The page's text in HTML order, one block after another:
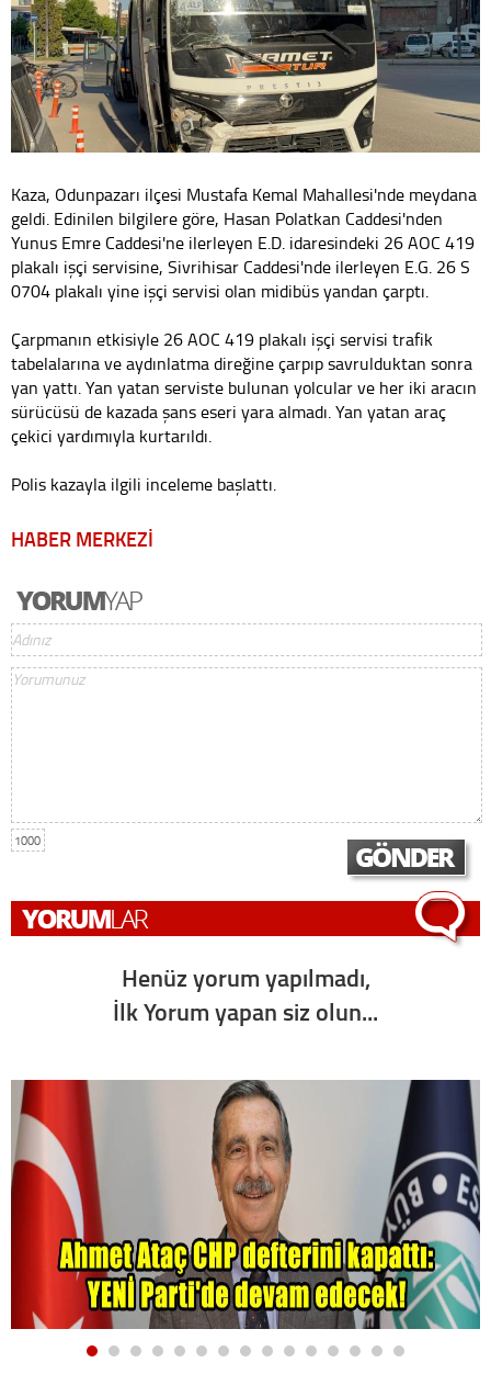
Kaza, Odunpazarı ilçesi Mustafa Kemal Mahallesi'nde meydana
geldi. Edinilen bilgilere göre, Hasan Polatkan Caddesi'nden
Yunus Emre Caddesi'ne ilerleyen E.D. idaresindeki 26 AOC 419
plakalı işçi servisine, Sivrihisar Caddesi'nde ilerleyen E.G. 26 S
0704 plakalı yine işçi servisi olan midibüs yandan çarptı.
Çarpmanın etkisiyle 26 AOC 419 plakalı işçi servisi trafik
tabelalarına ve aydınlatma direğine çarpıp savrulduktan sonra
yan yattı. Yan yatan serviste bulunan yolcular ve her iki aracın
sürücüsü de kazada şans eseri yara almadı. Yan yatan araç
çekici yardımıyla kurtarıldı.
Polis kazayla ilgili inceleme başlattı.
HABER MERKEZİ
1000
Henüz yorum yapılmadı,
İlk Yorum yapan siz olun...